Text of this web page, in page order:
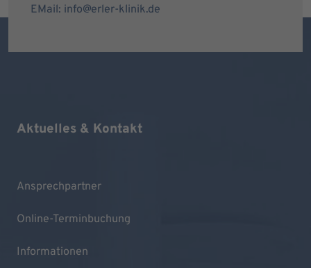
EMail: info@erler-klinik.de
Aktuelles & Kontakt
Ansprechpartner
Online-Terminbuchung
Informationen